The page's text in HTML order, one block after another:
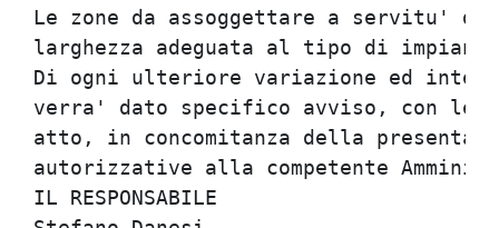
Le zone da assoggettare a servitu' di
larghezza adeguata al tipo di
Di ogni ulteriore variazione ed
verra' dato specifico avviso, con le
atto, in concomitanza della
autorizzative alla competente
IL RESPONSABILE